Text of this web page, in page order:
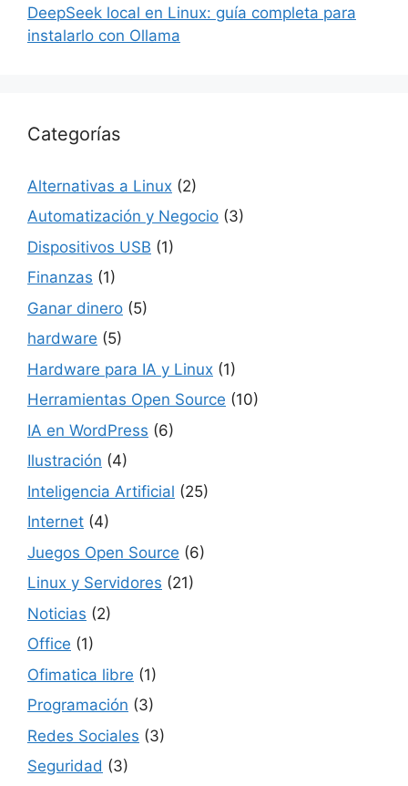
DeepSeek local en Linux: guía completa para
instalarlo con Ollama
Categorías
Alternativas a Linux (2)
Automatización y Negocio (3)
Dispositivos USB (1)
Finanzas (1)
Ganar dinero (5)
hardware (5)
Hardware para IA y Linux (1)
Herramientas Open Source (10)
IA en WordPress (6)
Ilustración (4)
Inteligencia Artificial (25)
Internet (4)
Juegos Open Source (6)
Linux y Servidores (21)
Noticias (2)
Office (1)
Ofimatica libre (1)
Programación (3)
Redes Sociales (3)
Seguridad (3)